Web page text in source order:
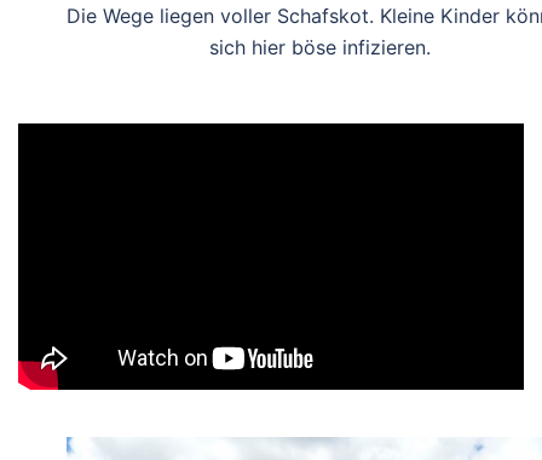
Die Wege liegen voller Schafskot. Kleine Kinder
sich hier böse infizieren.